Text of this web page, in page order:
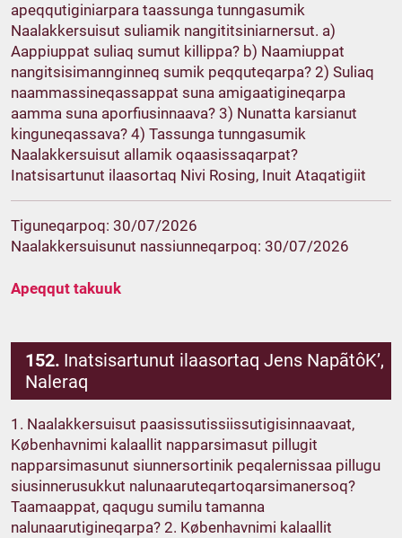
apeqqutiginiarpara taassunga tunngasumik
Naalakkersuisut suliamik nangititsiniarnersut. a)
Aappiuppat suliaq sumut killippa? b) Naamiuppat
nangitsisimannginneq sumik peqquteqarpa? 2) Suliaq
naammassineqassappat suna amigaatigineqarpa
aamma suna aporfiusinnaava? 3) Nunatta karsianut
kinguneqassava? 4) Tassunga tunngasumik
Naalakkersuisut allamik oqaasissaqarpat?
Inatsisartunut ilaasortaq Nivi Rosing, Inuit Ataqatigiit
Tiguneqarpoq: 30/07/2026
Naalakkersuisunut nassiunneqarpoq: 30/07/2026
Apeqqut takuuk
152. Inatsisartunut ilaasortaq Jens NapãtôK’,
Naleraq
1. Naalakkersuisut paasissutissiissutigisinnaavaat,
Københavnimi kalaallit napparsimasut pillugit
napparsimasunut siunnersortinik peqalernissaa pillugu
siusinnerusukkut nalunaaruteqartoqarsimanersoq?
Taamaappat, qaqugu sumilu tamanna
nalunaarutigineqarpa? 2. Københavnimi kalaallit